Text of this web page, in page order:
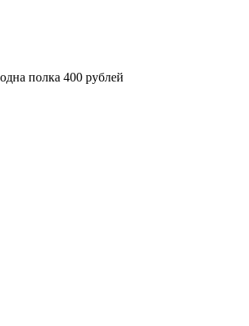
полка 400 рублей